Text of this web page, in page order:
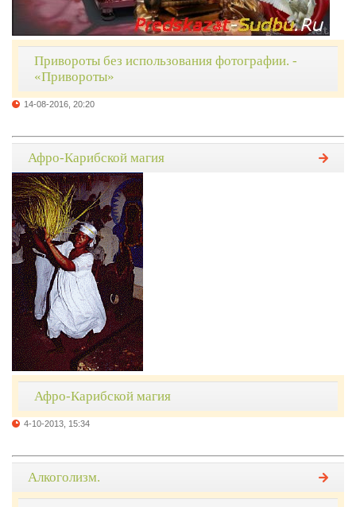
Привороты без использования фотографии. -
«Привороты»
14-08-2016, 20:20
Афро-Карибской магия
Афро-Карибской магия
4-10-2013, 15:34
Алкоголизм.